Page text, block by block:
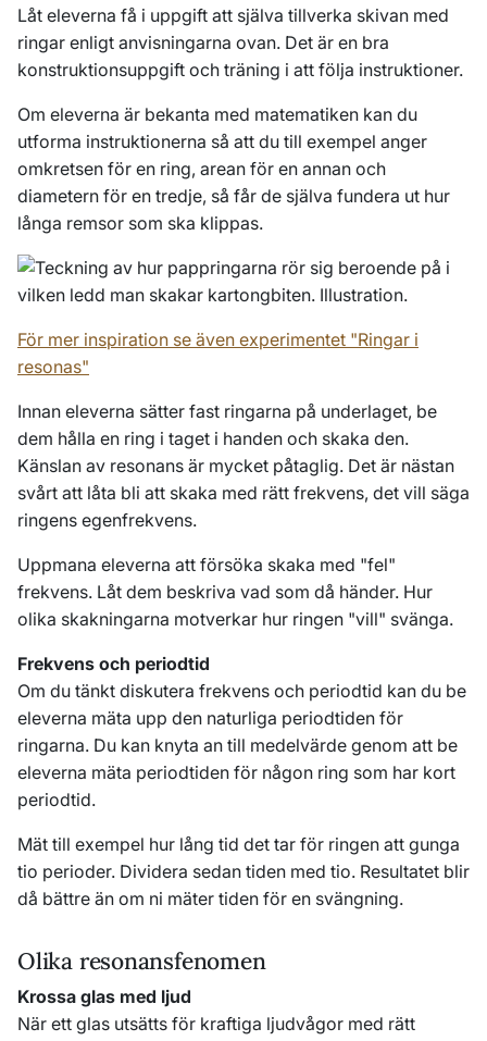
Låt eleverna få i uppgift att själva tillverka skivan med
ringar enligt anvisningarna ovan. Det är en bra
konstruktionsuppgift och träning i att följa instruktioner.
Om eleverna är bekanta med matematiken kan du
utforma instruktionerna så att du till exempel anger
omkretsen för en ring, arean för en annan och
diametern för en tredje, så får de själva fundera ut hur
långa remsor som ska klippas.
För mer inspiration se även experimentet "Ringar i
resonas"
Innan eleverna sätter fast ringarna på underlaget, be
dem hålla en ring i taget i handen och skaka den.
Känslan av resonans är mycket påtaglig. Det är nästan
svårt att låta bli att skaka med rätt frekvens, det vill säga
ringens egenfrekvens.
Uppmana eleverna att försöka skaka med "fel"
frekvens. Låt dem beskriva vad som då händer. Hur
olika skakningarna motverkar hur ringen "vill" svänga.
Frekvens och periodtid
Om du tänkt diskutera frekvens och periodtid kan du be
eleverna mäta upp den naturliga periodtiden för
ringarna. Du kan knyta an till medelvärde genom att be
eleverna mäta periodtiden för någon ring som har kort
periodtid.
Mät till exempel hur lång tid det tar för ringen att gunga
tio perioder. Dividera sedan tiden med tio. Resultatet blir
då bättre än om ni mäter tiden för en svängning.
Olika resonansfenomen
Krossa glas med ljud
När ett glas utsätts för kraftiga ljudvågor med rätt